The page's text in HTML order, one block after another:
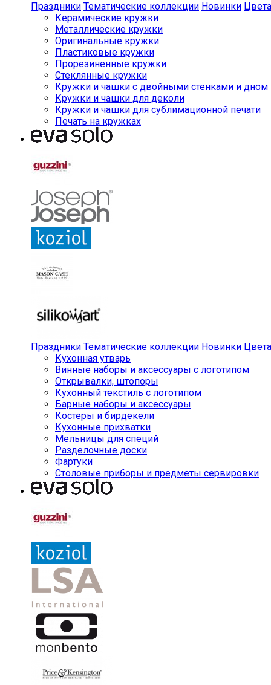
Праздники Тематические коллекции Новинки Цвета
Керамические кружки
Металлические кружки
Оригинальные кружки
Пластиковые кружки
Прорезиненные кружки
Стеклянные кружки
Кружки и чашки с двойными стенками и дном
Кружки и чашки для деколи
Кружки и чашки для сублимационной печати
Печать на кружках
Праздники Тематические коллекции Новинки Цвета
Кухонная утварь
Винные наборы и аксессуары с логотипом
Открывалки, штопоры
Кухонный текстиль с логотипом
Барные наборы и аксессуары
Костеры и бирдекели
Кухонные прихватки
Мельницы для специй
Разделочные доски
Фартуки
Столовые приборы и предметы сервировки